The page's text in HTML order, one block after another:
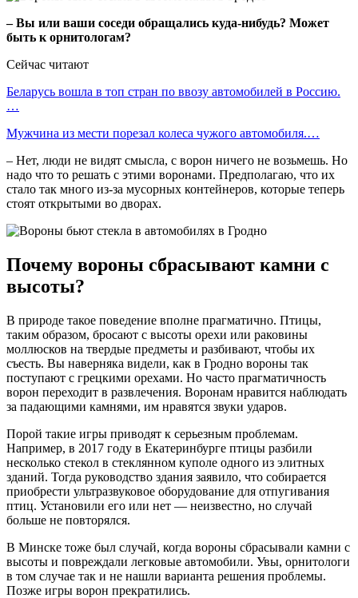
– Вы или ваши соседи обращались куда-нибудь? Может
быть к орнитологам?
Сейчас читают
Беларусь вошла в топ стран по ввозу автомобилей в Россию.
…
Мужчина из мести порезал колеса чужого автомобиля.…
– Нет, люди не видят смысла, с ворон ничего не возьмешь. Но
надо что то решать с этими воронами. Предполагаю, что их
стало так много из-за мусорных контейнеров, которые теперь
стоят открытыми во дворах.
Почему вороны сбрасывают камни с
высоты?
В природе такое поведение вполне прагматично. Птицы,
таким образом, бросают с высоты орехи или раковины
моллюсков на твердые предметы и разбивают, чтобы их
съесть. Вы наверняка видели, как в Гродно вороны так
поступают с грецкими орехами. Но часто прагматичность
ворон переходит в развлечения. Воронам нравится наблюдать
за падающими камнями, им нравятся звуки ударов.
Порой такие игры приводят к серьезным проблемам.
Например, в 2017 году в Екатеринбурге птицы разбили
несколько стекол в стеклянном куполе одного из элитных
зданий. Тогда руководство здания заявило, что собирается
приобрести ультразвуковое оборудование для отпугивания
птиц. Установили его или нет — неизвестно, но случай
больше не повторялся.
В Минске тоже был случай, когда вороны сбрасывали камни с
высоты и повреждали легковые автомобили. Увы, орнитологи
в том случае так и не нашли варианта решения проблемы.
Позже игры ворон прекратились.